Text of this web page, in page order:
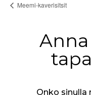
Meemi-kaverisitsit
Onko sinulla